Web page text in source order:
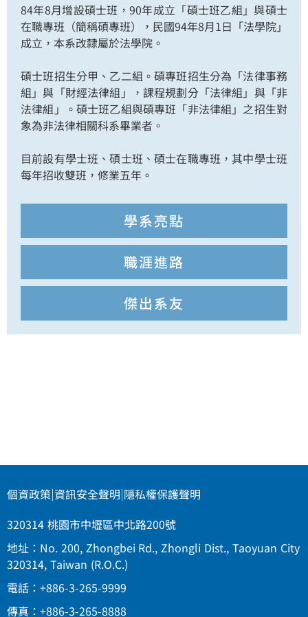
84年8月增設碩士班，90年成立「碩士班乙組」與碩士
在職專班（簡稱碩專班），民國94年8月1日「法學院」
成立，本系改隸屬於法學院。
碩士班招生分甲、乙二組。碩專班招生分為「法律事務
組」與「財經法律組」，課程規劃分「法律組」與「非
法律組」。碩士班乙組與碩專班「非法律組」之招生對
象為非法律相關科系畢業者。
目前設有學士班、碩士班、碩士在職專班，其中學士班
每年招收雙班，修業五年。
學系亮點
職涯進路
傑出系友
個資政策|資訊安全聲明|隱私權保護聲明
320314 桃園市中壢區中北路200號
地址：No. 200, Zhongbei Rd., Zhongli Dist., Taoyuan City
320314, Taiwan (R.O.C.)
電話：+886-3-265-9999
傳真：+886-3-265-8888